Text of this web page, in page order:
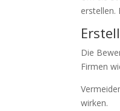
erstellen.
Die
Firmen
wirken.